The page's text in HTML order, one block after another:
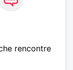
rencontre